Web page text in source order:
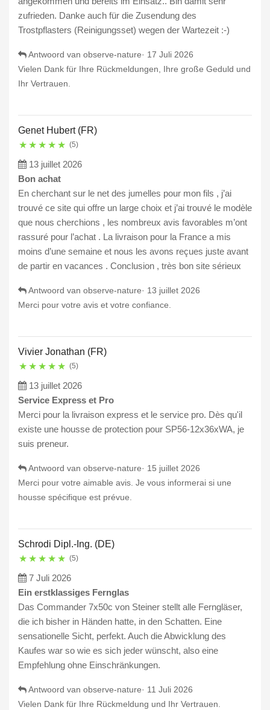
zufrieden. Danke auch für die Zusendung des
Trostpflasters (Reinigungsset) wegen der Wartezeit :-)
Antwoord van observe-nature· 17 Juli 2026
Vielen Dank für Ihre Rückmeldungen, Ihre große Geduld und
Ihr Vertrauen.
Genet Hubert (FR)
★ ★ ★ ★ ★ (5)
13 juillet 2026
Bon achat
En cherchant sur le net des jumelles pour mon fils , j’ai
trouvé ce site qui offre un large choix et j’ai trouvé le modèle
que nous cherchions , les nombreux avis favorables m’ont
rassuré pour l’achat . La livraison pour la France a mis
moins d’une semaine et nous les avons reçues juste avant
de partir en vacances . Conclusion , très bon site sérieux
Antwoord van observe-nature· 13 juillet 2026
Merci pour votre avis et votre confiance.
Vivier Jonathan (FR)
★ ★ ★ ★ ★ (5)
13 juillet 2026
Service Express et Pro
Merci pour la livraison express et le service pro. Dès qu'il
existe une housse de protection pour SP56-12x36xWA, je
suis preneur.
Antwoord van observe-nature· 15 juillet 2026
Merci pour votre aimable avis. Je vous informerai si une
housse spécifique est prévue.
Schrodi Dipl.-Ing. (DE)
★ ★ ★ ★ ★ (5)
7 Juli 2026
Ein erstklassiges Fernglas
Das Commander 7x50c von Steiner stellt alle Ferngläser,
die ich bisher in Händen hatte, in den Schatten. Eine
sensationelle Sicht, perfekt. Auch die Abwicklung des
Kaufes war so wie es sich jeder wünscht, also eine
Empfehlung ohne Einschränkungen.
Antwoord van observe-nature· 11 Juli 2026
Vielen Dank für Ihre Rückmeldung und Ihr Vertrauen.